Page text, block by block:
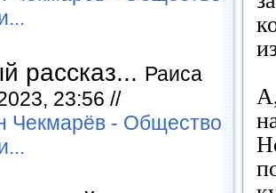
рассказ... Раиса
23:56 //
Чекмарёв - Общество